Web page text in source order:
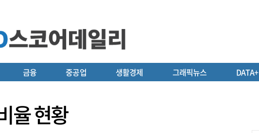
금융 중공업 생활경제 그래픽뉴스 DATA+
율 현황